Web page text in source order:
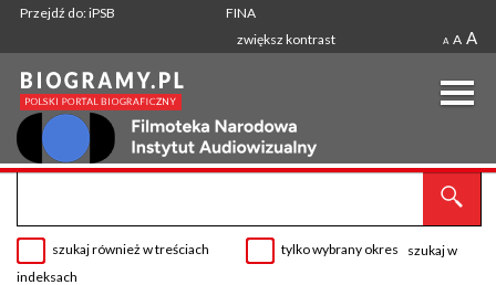
Przejdź do: iPSB
FINA
zwiększ kontrast
A A A
szukaj również w treściach tylko wybrany okres
szukaj w
indeksach